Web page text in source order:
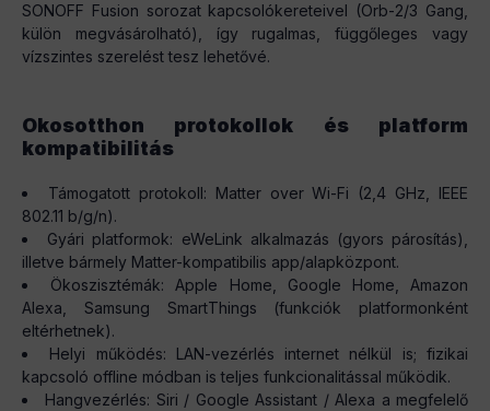
SONOFF Fusion sorozat kapcsolókereteivel (Orb-2/3 Gang,
külön megvásárolható), így rugalmas, függőleges vagy
vízszintes szerelést tesz lehetővé.
Okosotthon protokollok és platform
kompatibilitás
Támogatott protokoll: Matter over Wi-Fi (2,4 GHz, IEEE
802.11 b/g/n).
Gyári platformok: eWeLink alkalmazás (gyors párosítás),
illetve bármely Matter-kompatibilis app/alapközpont.
Ökoszisztémák: Apple Home, Google Home, Amazon
Alexa, Samsung SmartThings (funkciók platformonként
eltérhetnek).
Helyi működés: LAN-vezérlés internet nélkül is; fizikai
kapcsoló offline módban is teljes funkcionalitással működik.
Hangvezérlés: Siri / Google Assistant / Alexa a megfelelő